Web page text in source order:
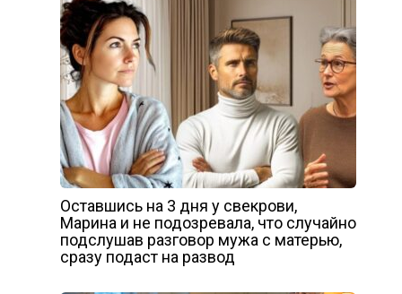
Оставшись на 3 дня у свекрови,
Марина и не подозревала, что случайно
подслушав разговор мужа с матерью,
сразу подаст на развод